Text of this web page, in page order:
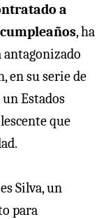
a
, ha
en su serie de
Estados
que
Silva, un
para